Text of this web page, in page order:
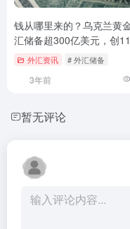
钱从哪里来的？乌克兰黄
汇储备超300亿美元，创
新高！那俄罗斯呢？
外汇资讯 # 外汇储备
3年前
暂无评论